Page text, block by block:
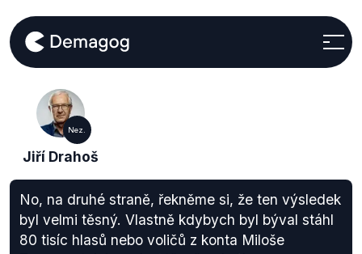
Nez.
Jiří Drahoš
No, na druhé straně, řekněme si, že ten výsledek
byl velmi těsný. Vlastně kdybych byl býval stáhl
80 tisíc hlasů nebo voličů z konta Miloše